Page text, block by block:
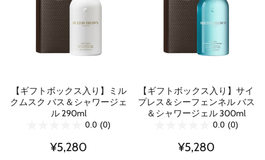
【ギフトボックス入り】ミル
クムスク バス＆シャワージェ
ル 290ml
0.0 (0)
¥5,280
【ギフトボックス入り】サイ
プレス＆シーフェンネル バス
＆シャワージェル 300ml
0.0 (0)
¥5,280